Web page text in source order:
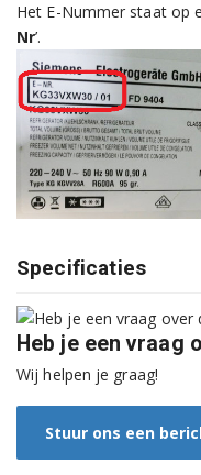
Bosch KFR20A50/01
Bosch KFR20A50/02
Bosch KFR20A51/01
Bosch KFR20A51/02
Bosch KFR20A60/01
Bosch KFR20A60/02
Bosch KFR20A60L/01
Bosch KIF2040/31
Bosch KIF2040/32
Het E-Nummer staat op
Nr’.
Specificaties
Heb je een vraag
Wij helpen je graag!
Stuur ons een